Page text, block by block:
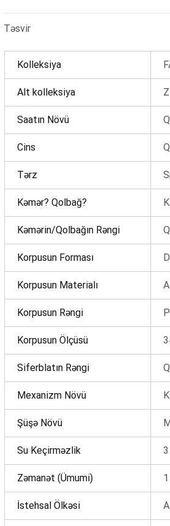
Təsvir
Kolleksiya
Alt kolleksiya
Saatın Növü
Cins
Tərz
Kəmər? Qolbağ?
Kəmərin/Qolbağın Rəngi
Korpusun Forması
Korpusun Materialı
Korpusun Rəngi
Korpusun Ölçüsü
Siferblatın Rəngi
Mexanizm Növü
Şüşə Növü
Su Keçirməzlik
Zəmanət (Ümumi)
İstehsal Ölkəsi
Məhsul(lar) səbətə əlavə edildi
Sifarişin detalları
Məhsul toplam(0)
Endirim
Çatdırılma
Yekun məbləğ
Sifarişi
Alış-verişə
OK